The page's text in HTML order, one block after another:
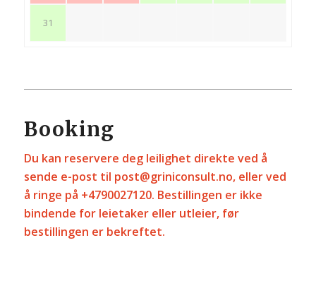
31
Booking
Du kan reservere deg leilighet direkte ved å
sende e-post til post@griniconsult.no, eller ved
å ringe på +4790027120. Bestillingen er ikke
bindende for leietaker eller utleier, før
bestillingen er bekreftet.